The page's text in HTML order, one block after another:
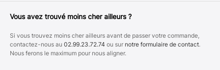
Vous avez trouvé moins cher ailleurs ?
Si vous trouvez moins cher ailleurs avant de passer votre commande,
contactez-nous au 02.99.23.72.74 ou sur notre formulaire de contact.
Nous ferons le maximum pour nous aligner.